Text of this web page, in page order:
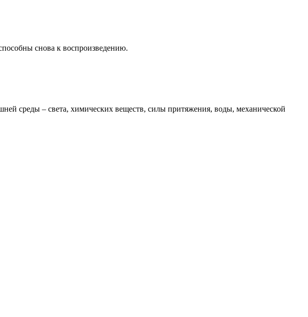
снова к воспроизведению.
среды – света, химических веществ, силы притяжения, воды, механической